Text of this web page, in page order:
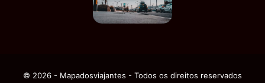
© 2026 - Mapadosviajantes - Todos os direitos reservados